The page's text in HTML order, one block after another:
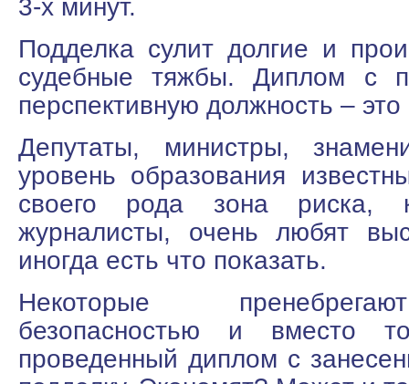
3-х минут.
Подделка сулит долгие и
судебные тяжбы. Диплом с
перспективную должность –
Депутаты, министры,
уровень образования
своего рода зона риска,
журналисты, очень любят
иногда есть что показать.
Некоторые
безопасностью и вместо
проведенный диплом с